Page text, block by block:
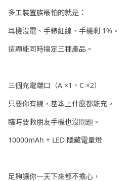
多工裝置族最怕的就是：
耳機沒電、手錶紅線、手機剩 1%。
這顆能同時搞定三種產品。
三個充電端口（A ×1、C ×2）
只要你有線，基本上什麼都能充。
臨時要救朋友手機也沒問題。
10000mAh + LED 隱藏電量燈
足夠讓你一天下來都不擔心，